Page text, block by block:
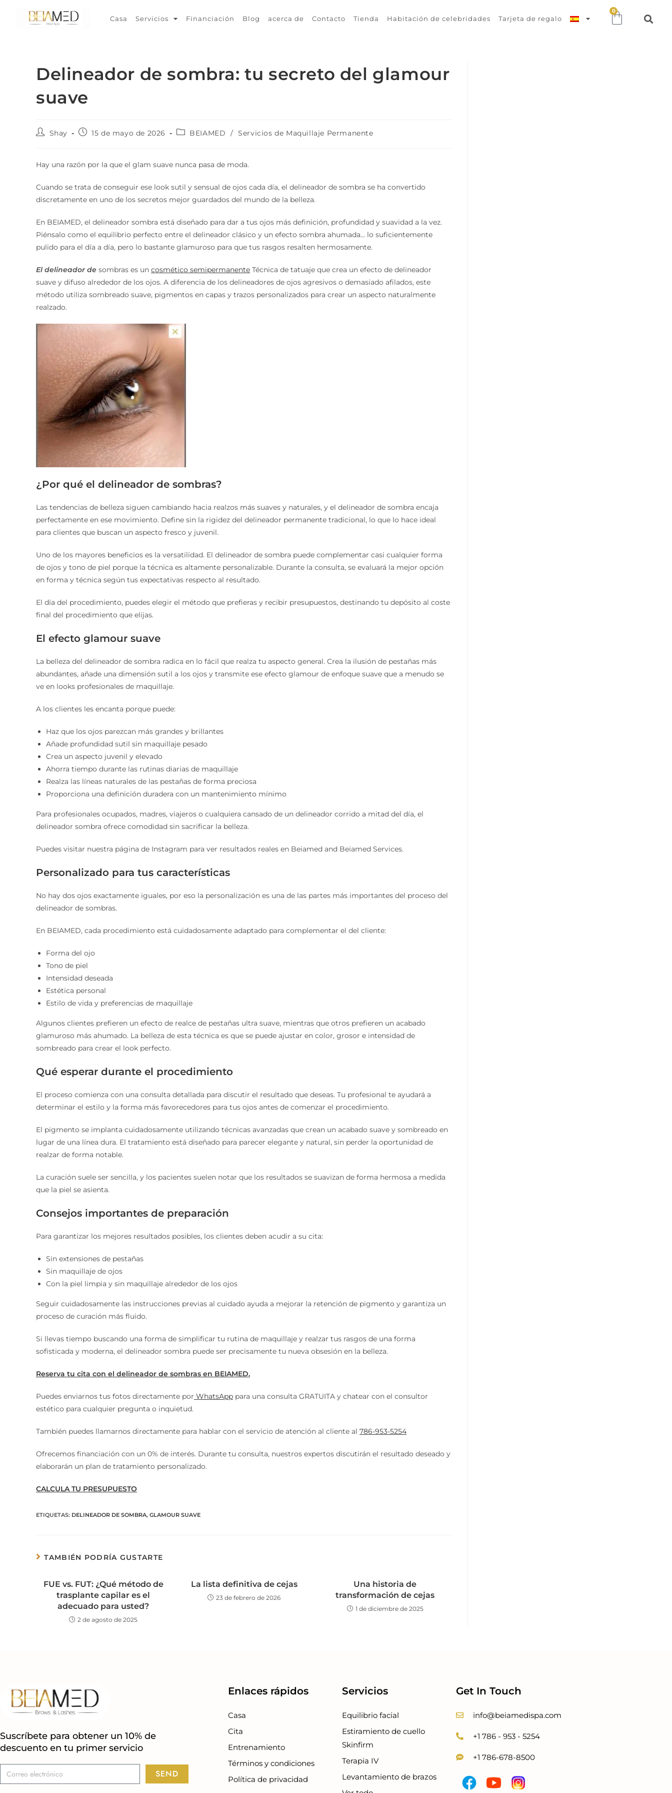
Casa Servicios Financiación Blog acerca de Contacto Tienda Habitación de celebridades Tarjeta de regalo
0
Delineador de sombra: tu secreto del glamour
suave
Shay 15 de mayo de 2026 BEIAMED / Servicios de Maquillaje Permanente
Hay una razón por la que el glam suave nunca pasa de moda.
Cuando se trata de conseguir ese look sutil y sensual de ojos cada día, el delineador de sombra se ha convertido
discretamente en uno de los secretos mejor guardados del mundo de la belleza.
En BEIAMED, el delineador sombra está diseñado para dar a tus ojos más definición, profundidad y suavidad a la vez.
Piénsalo como el equilibrio perfecto entre el delineador clásico y un efecto sombra ahumada… lo suficientemente
pulido para el día a día, pero lo bastante glamuroso para que tus rasgos resalten hermosamente.
El delineador de sombras es un cosmético semipermanente Técnica de tatuaje que crea un efecto de delineador
suave y difuso alrededor de los ojos. A diferencia de los delineadores de ojos agresivos o demasiado afilados, este
método utiliza sombreado suave, pigmentos en capas y trazos personalizados para crear un aspecto naturalmente
realzado.
¿Por qué el delineador de sombras?
Las tendencias de belleza siguen cambiando hacia realzos más suaves y naturales, y el delineador de sombra encaja
perfectamente en ese movimiento. Define sin la rigidez del delineador permanente tradicional, lo que lo hace ideal
para clientes que buscan un aspecto fresco y juvenil.
Uno de los mayores beneficios es la versatilidad. El delineador de sombra puede complementar casi cualquier forma
de ojos y tono de piel porque la técnica es altamente personalizable. Durante la consulta, se evaluará la mejor opción
en forma y técnica según tus expectativas respecto al resultado.
El día del procedimiento, puedes elegir el método que prefieras y recibir presupuestos, destinando tu depósito al coste
final del procedimiento que elijas.
El efecto glamour suave
La belleza del delineador de sombra radica en lo fácil que realza tu aspecto general. Crea la ilusión de pestañas más
abundantes, añade una dimensión sutil a los ojos y transmite ese efecto glamour de enfoque suave que a menudo se
ve en looks profesionales de maquillaje.
A los clientes les encanta porque puede:
Haz que los ojos parezcan más grandes y brillantes
Añade profundidad sutil sin maquillaje pesado
Crea un aspecto juvenil y elevado
Ahorra tiempo durante las rutinas diarias de maquillaje
Realza las líneas naturales de las pestañas de forma preciosa
Proporciona una definición duradera con un mantenimiento mínimo
Para profesionales ocupados, madres, viajeros o cualquiera cansado de un delineador corrido a mitad del día, el
delineador sombra ofrece comodidad sin sacrificar la belleza.
Puedes visitar nuestra página de Instagram para ver resultados reales en Beiamed and Beiamed Services.
Personalizado para tus características
No hay dos ojos exactamente iguales, por eso la personalización es una de las partes más importantes del proceso del
delineador de sombras.
En BEIAMED, cada procedimiento está cuidadosamente adaptado para complementar el del cliente:
Forma del ojo
Tono de piel
Intensidad deseada
Estética personal
Estilo de vida y preferencias de maquillaje
Algunos clientes prefieren un efecto de realce de pestañas ultra suave, mientras que otros prefieren un acabado
glamuroso más ahumado. La belleza de esta técnica es que se puede ajustar en color, grosor e intensidad de
sombreado para crear el look perfecto.
Qué esperar durante el procedimiento
El proceso comienza con una consulta detallada para discutir el resultado que deseas. Tu profesional te ayudará a
determinar el estilo y la forma más favorecedores para tus ojos antes de comenzar el procedimiento.
El pigmento se implanta cuidadosamente utilizando técnicas avanzadas que crean un acabado suave y sombreado en
lugar de una línea dura. El tratamiento está diseñado para parecer elegante y natural, sin perder la oportunidad de
realzar de forma notable.
La curación suele ser sencilla, y los pacientes suelen notar que los resultados se suavizan de forma hermosa a medida
que la piel se asienta.
Consejos importantes de preparación
Para garantizar los mejores resultados posibles, los clientes deben acudir a su cita:
Sin extensiones de pestañas
Sin maquillaje de ojos
Con la piel limpia y sin maquillaje alrededor de los ojos
Seguir cuidadosamente las instrucciones previas al cuidado ayuda a mejorar la retención de pigmento y garantiza un
proceso de curación más fluido.
Si llevas tiempo buscando una forma de simplificar tu rutina de maquillaje y realzar tus rasgos de una forma
sofisticada y moderna, el delineador sombra puede ser precisamente tu nueva obsesión en la belleza.
Reserva tu cita con el delineador de sombras en BEIAMED.
Puedes enviarnos tus fotos directamente por WhatsApp para una consulta GRATUITA y chatear con el consultor
estético para cualquier pregunta o inquietud.
También puedes llamarnos directamente para hablar con el servicio de atención al cliente al 786-953-5254
Ofrecemos financiación con un 0% de interés. Durante tu consulta, nuestros expertos discutirán el resultado deseado y
elaborarán un plan de tratamiento personalizado.
CALCULA TU PRESUPUESTO
ETIQUETAS: DELINEADOR DE SOMBRA, GLAMOUR SUAVE
TAMBIÉN PODRÍA GUSTARTE
FUE vs. FUT: ¿Qué método de
trasplante capilar es el
adecuado para usted?
2 de agosto de 2025
La lista definitiva de cejas
23 de febrero de 2026
Una historia de
transformación de cejas
1 de diciembre de 2025
Suscríbete para obtener un 10% de
descuento en tu primer servicio
SEND
Enlaces rápidos
Casa
Cita
Entrenamiento
Términos y condiciones
Política de privacidad
Servicios
Equilibrio facial
Estiramiento de cuello
Skinfirm
Terapia IV
Levantamiento de brazos
Get In Touch
info@beiamedispa.com
+1 786 - 953 - 5254
+1 786-678-8500